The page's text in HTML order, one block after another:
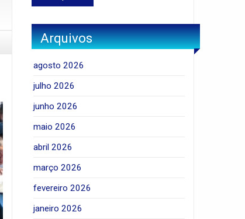
Arquivos
agosto 2026
julho 2026
junho 2026
maio 2026
abril 2026
março 2026
fevereiro 2026
janeiro 2026